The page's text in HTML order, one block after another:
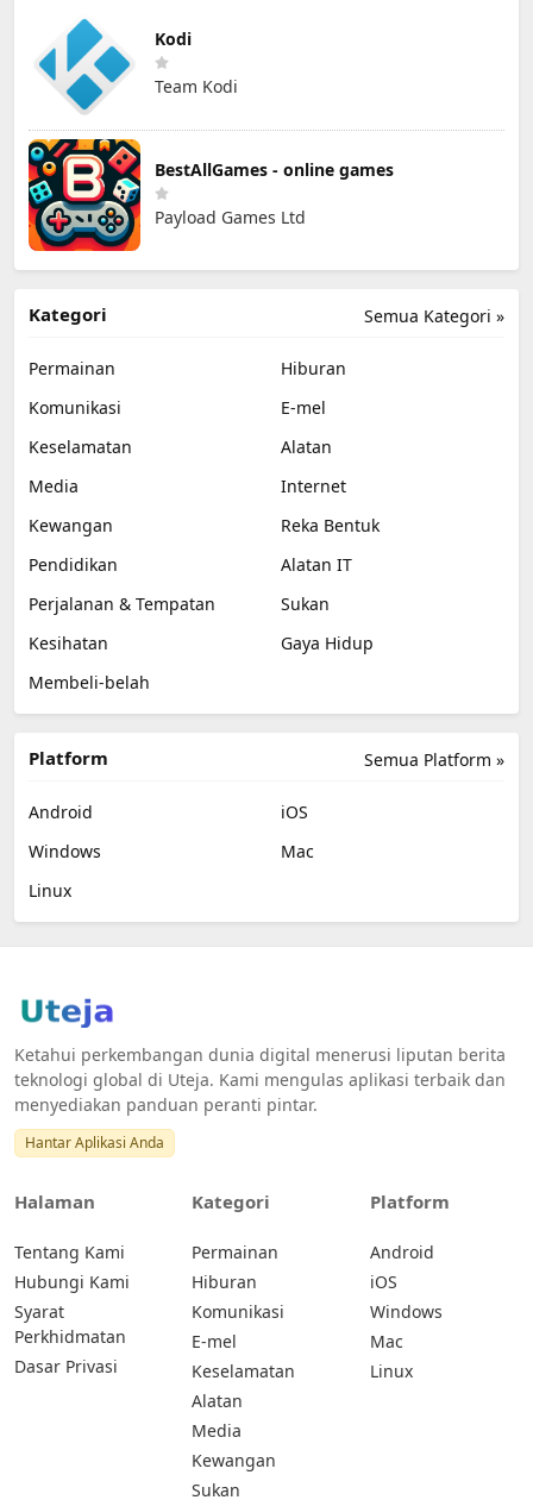
Kodi
Team Kodi
BestAllGames - online games
Payload Games Ltd
Semua Kategori »
Kategori
Permainan
Hiburan
Komunikasi
E-mel
Keselamatan
Alatan
Media
Internet
Kewangan
Reka Bentuk
Pendidikan
Alatan IT
Perjalanan & Tempatan
Sukan
Kesihatan
Gaya Hidup
Membeli-belah
Semua Platform »
Platform
Android
iOS
Windows
Mac
Linux
Ketahui perkembangan dunia digital menerusi liputan berita
teknologi global di Uteja. Kami mengulas aplikasi terbaik dan
menyediakan panduan peranti pintar.
Hantar Aplikasi Anda
Halaman
Tentang Kami
Hubungi Kami
Syarat
Perkhidmatan
Dasar Privasi
Kategori
Permainan
Hiburan
Komunikasi
E-mel
Keselamatan
Alatan
Media
Kewangan
Sukan
Platform
Android
iOS
Windows
Mac
Linux